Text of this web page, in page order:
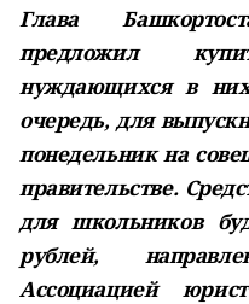
Глава
предложил
нуждающихся в
очередь, для
понедельник на
правительстве.
для школьников
рублей,
Ассоциацией